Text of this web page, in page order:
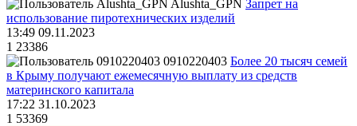
Alushta_GPN Запрет на
использование пиротехнических изделий
13:49 09.11.2023
1 23386
0910220403 Более 20 тысяч семей
в Крыму получают ежемесячную выплату из средств
материнского капитала
17:22 31.10.2023
1 53369